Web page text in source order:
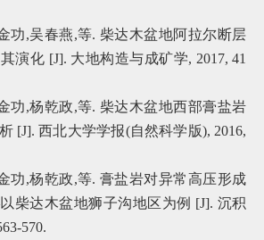
功,吴春燕,等. 柴达木盆地阿拉尔断层
演化 [J]. 大地构造与成矿学, 2017, 41
功,杨乾政,等. 柴达木盆地西部膏盐岩
[J]. 西北大学学报(自然科学版), 2016,
功,杨乾政,等. 膏盐岩对异常高压形成
柴达木盆地狮子沟地区为例 [J]. 沉积
570.